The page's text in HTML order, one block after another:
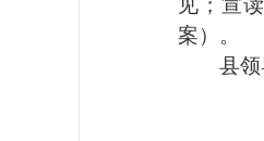
见；宣
案）。
县领导